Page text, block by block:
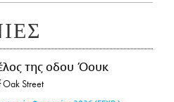
της οδου Όουκ
Oak Street